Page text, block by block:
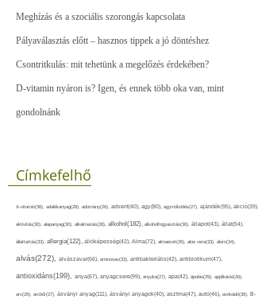
Meghízás és a szociális szorongás kapcsolata
Pályaválasztás előtt – hasznos tippek a jó döntéshez
Csontritkulás: mit tehetünk a megelőzés érdekében?
D-vitamin nyáron is? Igen, és ennek több oka van, mint
gondolnánk
Címkefelhő
A-vitamin(36), adalékanyag(28), adomány(26), advent(40), agy(80), agyműködés(27), ajándék(95), akció(39),
aktivitás(30), alapanyag(30), alkalmazás(28), alkohol(182), alkoholfogyasztás(36), állapot(43), állat(54),
állattartás(33), allergia(122), állóképesség(42), Alma(72), almaecet(26), aloe vera(33), álom(34),
alvás(272), alvászavar(66), aminosav(33), antibakteriális(42), antibiotikum(47),
antioxidáns(199), anya(67), anyagcsere(99), anyuka(27), apa(42), ápolás(29), applikáció(26),
arc(29), arcbőr(27), ásványi anyag(111), ásványi anyagok(40), asztma(47), autó(46), avokádó(36), B-